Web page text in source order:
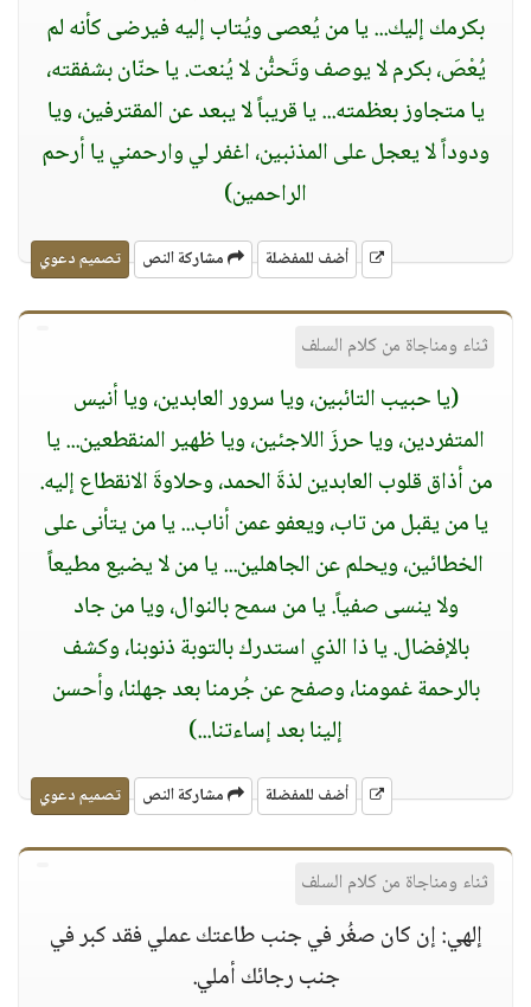
بكرمك إليك... يا من يُعصى ويُتاب إليه فيرضى كأنه لم
يُعْصَ، بكرم لا يوصف وتَحنُّن لا يُنعت. يا حنّان بشفقته،
يا متجاوز بعظمته... يا قريباً لا يبعد عن المقترفين، ويا
ودوداً لا يعجل على المذنبين، اغفر لي وارحمني يا أرحم
الراحمين)
أضف للمفضلة مشاركة النص تصميم دعوي
ثناء ومناجاة من كلام السلف
(يا حبيب التائبين، ويا سرور العابدين، ويا أنيس
المتفردين، ويا حرزَ اللاجئين، ويا ظهير المنقطعين... يا
من أذاق قلوب العابدين لذةَ الحمد، وحلاوةَ الانقطاع إليه.
يا من يقبل من تاب، ويعفو عمن أناب... يا من يتأنى على
الخطائين، ويحلم عن الجاهلين... يا من لا يضيع مطيعاً
ولا ينسى صفياً. يا من سمح بالنوال، ويا من جاد
بالإفضال. يا ذا الذي استدرك بالتوبة ذنوبنا، وكشف
بالرحمة غمومنا، وصفح عن جُرمنا بعد جهلنا، وأحسن
إلينا بعد إساءتنا...)
أضف للمفضلة مشاركة النص تصميم دعوي
ثناء ومناجاة من كلام السلف
إلهي: إن كان صغُر في جنب طاعتك عملي فقد كبر في
جنب رجائك أملي.